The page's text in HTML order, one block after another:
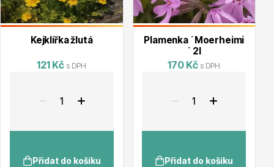
Substráty, hnojiva, kůra
Kejklířka žlutá
121 Kč s DPH
Přidat do košíku
Plamenka ´Moerheimi
´ 2l
170 Kč s DPH
Přidat do košíku